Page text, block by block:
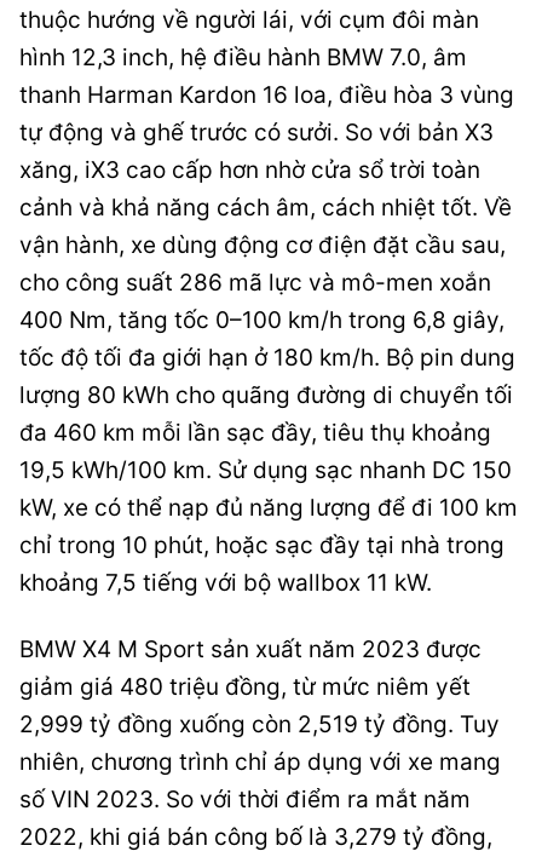
thuộc hướng về người lái, với cụm đôi màn
hình 12,3 inch, hệ điều hành BMW 7.0, âm
thanh Harman Kardon 16 loa, điều hòa 3 vùng
tự động và ghế trước có sưởi. So với bản X3
xăng, iX3 cao cấp hơn nhờ cửa sổ trời toàn
cảnh và khả năng cách âm, cách nhiệt tốt. Về
vận hành, xe dùng động cơ điện đặt cầu sau,
cho công suất 286 mã lực và mô-men xoắn
400 Nm, tăng tốc 0–100 km/h trong 6,8 giây,
tốc độ tối đa giới hạn ở 180 km/h. Bộ pin dung
lượng 80 kWh cho quãng đường di chuyển tối
đa 460 km mỗi lần sạc đầy, tiêu thụ khoảng
19,5 kWh/100 km. Sử dụng sạc nhanh DC 150
kW, xe có thể nạp đủ năng lượng để đi 100 km
chỉ trong 10 phút, hoặc sạc đầy tại nhà trong
khoảng 7,5 tiếng với bộ wallbox 11 kW.
BMW X4 M Sport sản xuất năm 2023 được
giảm giá 480 triệu đồng, từ mức niêm yết
2,999 tỷ đồng xuống còn 2,519 tỷ đồng. Tuy
nhiên, chương trình chỉ áp dụng với xe mang
số VIN 2023. So với thời điểm ra mắt năm
2022, khi giá bán công bố là 3,279 tỷ đồng,